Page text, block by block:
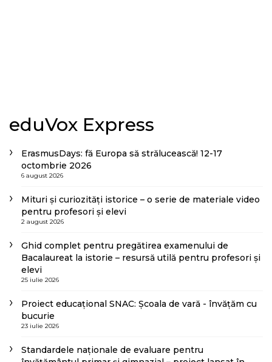
eduVox Express
ErasmusDays: fă Europa să strălucească! 12-17
octombrie 2026
6 august 2026
Mituri și curiozități istorice – o serie de materiale video
pentru profesori și elevi
2 august 2026
Ghid complet pentru pregătirea examenului de
Bacalaureat la istorie – resursă utilă pentru profesori și
elevi
25 iulie 2026
Proiect educațional SNAC: Școala de vară - învățăm cu
bucurie
23 iulie 2026
Standardele naționale de evaluare pentru